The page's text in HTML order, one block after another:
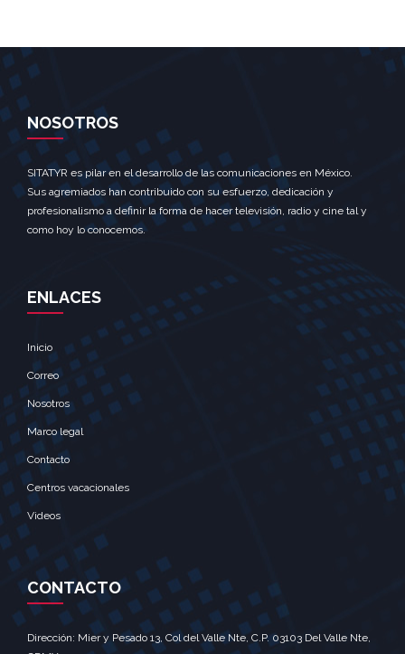
NOSOTROS
SITATYR es pilar en el desarrollo de las comunicaciones en México.
Sus agremiados han contribuido con su esfuerzo, dedicación y
profesionalismo a definir la forma de hacer televisión, radio y cine tal y
como hoy lo conocemos.
ENLACES
Inicio
Correo
Nosotros
Marco legal
Contacto
Centros vacacionales
Videos
CONTACTO
Dirección: Mier y Pesado 13, Col del Valle Nte, C.P. 03103 Del Valle Nte,